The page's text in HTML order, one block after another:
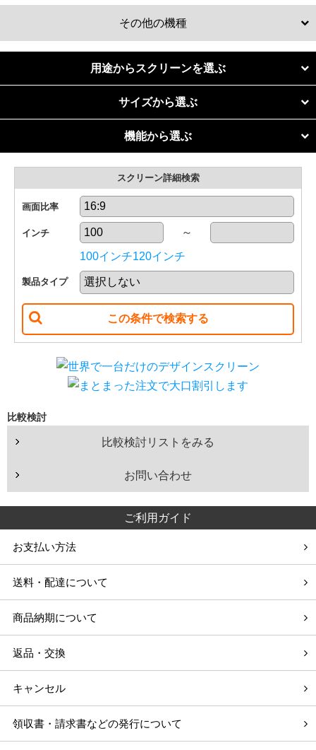
その他の機種
マグネットスクリーン
リア投影スクリーン
リア透過フィルム
用途からスクリーンを選ぶ
個人での利用
リビングホームシアター
専用室ホームシアター
小会議室（10〜20人）
中会議室（20〜50人）
大会議室（50〜100人）
ホール（100人以上）
学校・施設での利用
イベント・ショップでの利用
サイズから選ぶ
60 70
90 100
インチ
110
インチ
120
インチ
150
170 180
210 220
機能から選ぶ
超短焦点・短焦点
明るい部屋に強い
スクリーン詳細検索
画面比率
インチ
～
100インチ120インチ
製品タイプ
比較検討
比較検討リストをみる
お問い合わせ
ご利用ガイド
お支払い方法
送料・配達について
商品納期について
返品・交換
キャンセル
領収書・請求書などの発行について